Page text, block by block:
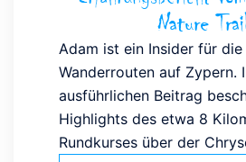
Nature
Adam ist ein Insider für
Wanderrouten auf Zypern.
ausführlichen Beitrag
Highlights des etwa 8
Rundkurses über der